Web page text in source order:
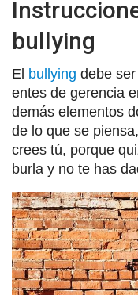
bullying
El bullying debe
entes de gerencia
demás elementos
de lo que se
crees tú, porque
burla y no te has